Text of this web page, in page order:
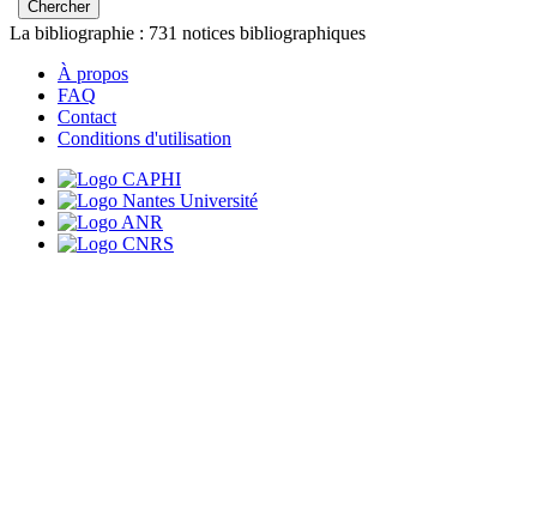
La bibliographie : 731 notices bibliographiques
À propos
FAQ
Contact
Conditions d'utilisation